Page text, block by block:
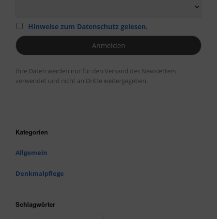
Hinweise zum Datenschutz gelesen.
Ihre Daten werden nur für den Versand des Newsletters
verwendet und nicht an Dritte weitergegeben.
Kategorien
Allgemein
Denkmalpflege
Schlagwörter